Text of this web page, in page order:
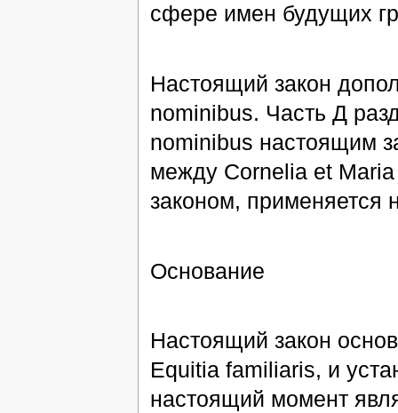
сфере имен будущих
Настоящий закон
nominibus. Часть Д
nominibus настоящим
между Cornelia et
законом, применяется
Основание
Настоящий закон
Equitia familiaris, и
настоящий момент